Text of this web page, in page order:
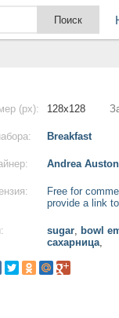
(px): 128x128
Breakfast
Andrea
Free for
provide a link
sugar, bowl
сахарница,